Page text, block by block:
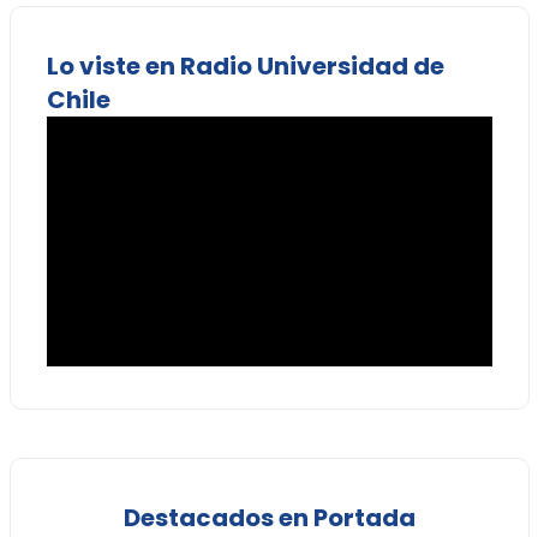
Lo viste en Radio Universidad de
Chile
Destacados en Portada